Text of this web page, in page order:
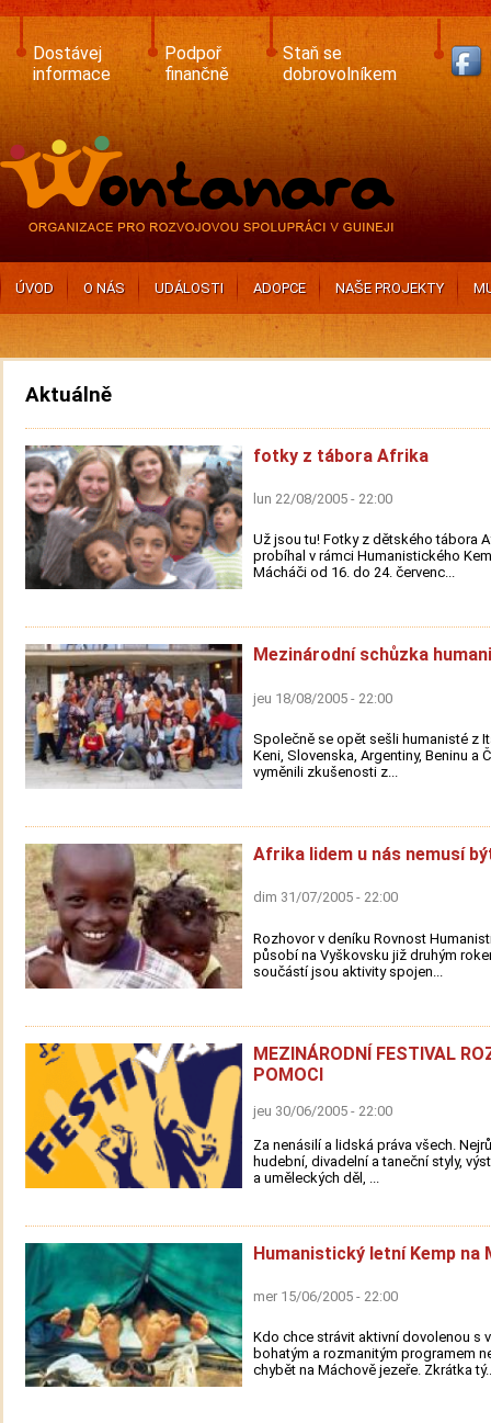
Skip
main
content
Dostávej
informace
Podpoř
finančně
Staň se
dobrovolníkem
ÚVOD O NÁS UDÁLOSTI ADOPCE NAŠE PROJEKTY
Aktuálně
fotky z tábora Afrika
lun 22/08/2005 - 22:00
Už jsou tu! Fotky z dětského tábora
probíhal v rámci Humanistického
Mácháči od 16. do 24. červenc...
Mezinárodní schůzka
jeu 18/08/2005 - 22:00
Společně se opět sešli humanisté z
Keni, Slovenska, Argentiny, Beninu a
vyměnili zkušenosti z...
Afrika lidem u nás nemusí
dim 31/07/2005 - 22:00
Rozhovor v deníku Rovnost
působí na Vyškovsku již druhým
součástí jsou aktivity spojen...
MEZINÁRODNÍ FESTIVAL
POMOCI
jeu 30/06/2005 - 22:00
Za nenásilí a lidská práva všech.
hudební, divadelní a taneční styly,
a uměleckých děl, ...
Humanistický letní Kemp na
mer 15/06/2005 - 22:00
Kdo chce strávit aktivní dovolenou s
bohatým a rozmanitým programem
chybět na Máchově jezeře. Zkrátka